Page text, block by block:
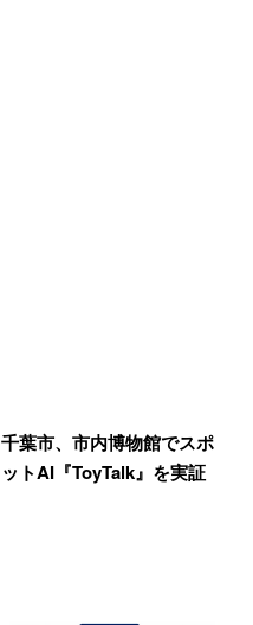
千葉市、市内博物館でスポ
ットAI『ToyTalk』を実証